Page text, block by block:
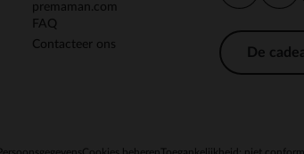
premaman.com
FAQ
Contacteer ons
De